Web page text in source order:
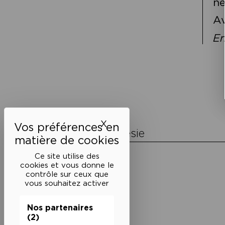
Ce site utilise des
cookies et vous donne le
contrôle sur ceux que
vous souhaitez activer
Nos partenaires
(2)
XMasquer le bandeau des
l’article
La Maison de la Poésie
Découvrir
En photos
Historique
Nos partenaires